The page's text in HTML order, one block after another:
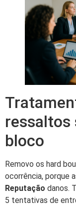
ressaltos
bloco
Removo os hard
ocorrência, porque
Reputação danos.
5 tentativas de